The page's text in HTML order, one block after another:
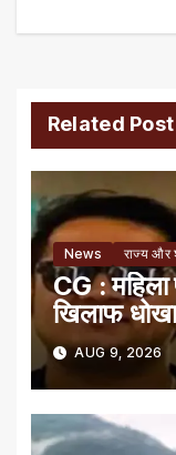
Related Post
News राज्य और
CG :
खिलाफ
AUG 9, 2026